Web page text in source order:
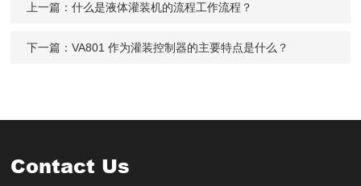
上一篇：什么是液体灌装机的流程工作流程？
下一篇：VA801 作为灌装控制器的主要特点是什么？
Contact Us